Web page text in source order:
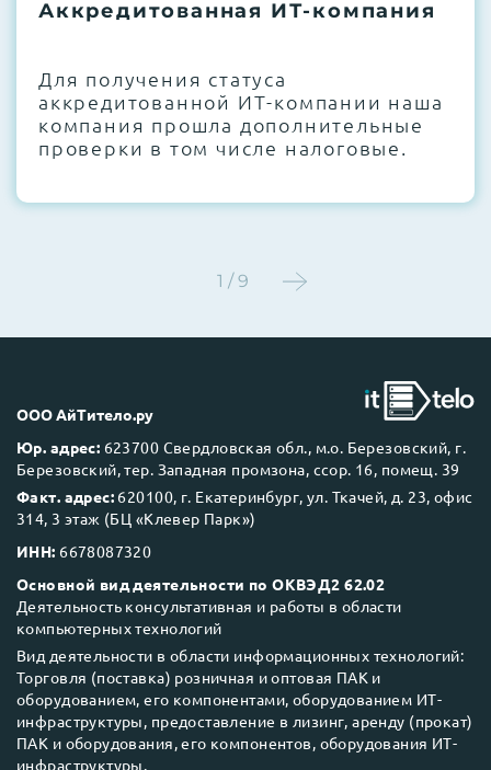
термоинтерфейсов, замена батареек
Этап 4:Стресс-тестирование под 100%
нагрузкой в течение 72 часов для
проверки стабильности всех подсистем
Next Business Day (NBD)
Аккредитованная ИТ-компания
Для получения статуса
аккредитованной ИТ-компании наша
компания прошла дополнительные
проверки в том числе налоговые.
1 / 9
ООО АйТитело.ру
Юр. адрес: 623700 Свердловская обл., м.о. Березовский, г.
Березовский, тер. Западная промзона, ссор. 16, помещ. 39
Факт. адрес: 620100, г. Екатеринбург, ул. Ткачей, д. 23, офис
314, 3 этаж (БЦ «Клевер Парк»)
ИНН: 6678087320
Основной вид деятельности по ОКВЭД2 62.02
Деятельность консультативная и работы в области
компьютерных технологий
Вид деятельности в области информационных технологий:
Торговля (поставка) розничная и оптовая ПАК и
оборудованием, его компонентами, оборудованием ИТ-
инфраструктуры, предоставление в лизинг, аренду (прокат)
ПАК и оборудования, его компонентов, оборудования ИТ-
инфраструктуры.